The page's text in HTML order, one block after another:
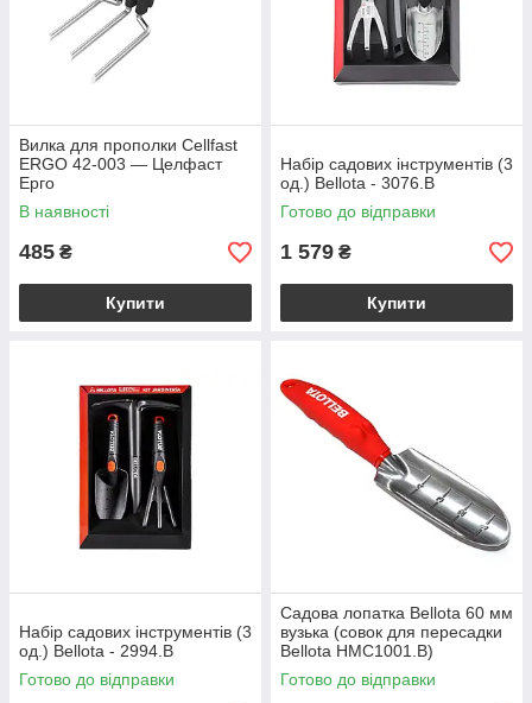
Вилка для прополки Cellfast
ERGO 42-003 — Целфаст
Ерго
В наявності
485 ₴
Купити
Набір садових інструментів (3
од.) Bellota - 3076.B
Готово до відправки
1 579 ₴
Купити
Набір садових інструментів (3
од.) Bellota - 2994.B
Готово до відправки
Садова лопатка Bellota 60 мм
вузька (совок для пересадки
Bellota HMC1001.B)
Готово до відправки